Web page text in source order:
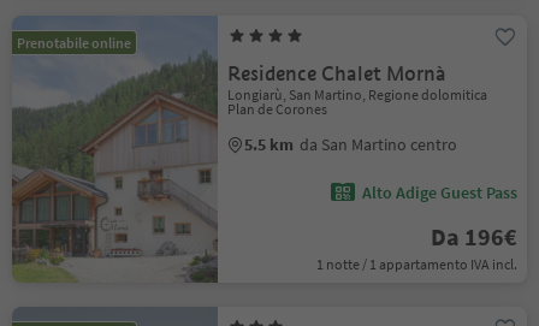
Prenotabile online
Residence Chalet Mornà
Longiarù, San Martino, Regione dolomitica
Plan de Corones
5.5 km da San Martino centro
Alto Adige Guest Pass
Da 196€
1 notte / 1 appartamento IVA incl.